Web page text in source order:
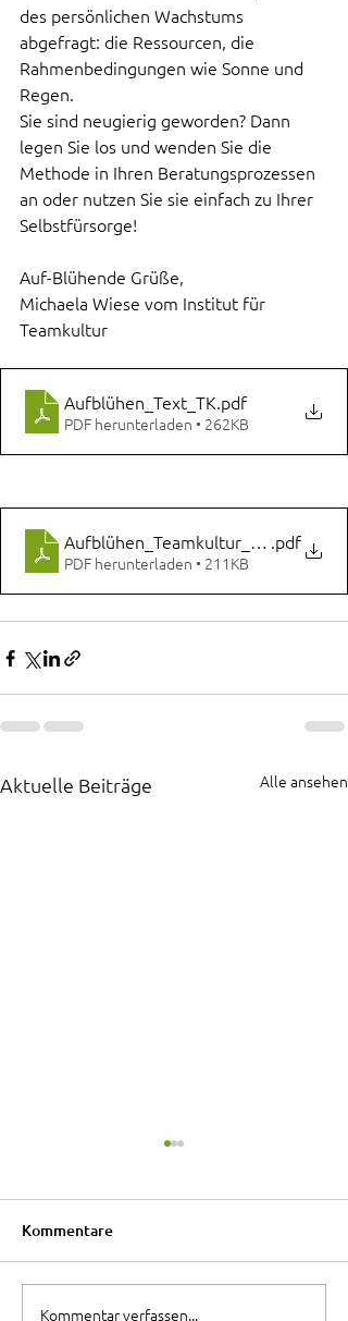
des persönlichen Wachstums
abgefragt: die Ressourcen, die
Rahmenbedingungen wie Sonne und
Regen.
Sie sind neugierig geworden? Dann
legen Sie los und wenden Sie die
Methode in Ihren Beratungsprozessen
an oder nutzen Sie sie einfach zu Ihrer
Selbstfürsorge!
Auf-Blühende Grüße,
Michaela Wiese vom Institut für
Teamkultur
Aufblühen_Text_TK.pdf
PDF herunterladen • 262KB
Aufblühen_Teamkultur_Tabelle
.pdf
PDF herunterladen • 211KB
Aktuelle Beiträge Alle ansehen
Kommentare
Kommentar verfassen...